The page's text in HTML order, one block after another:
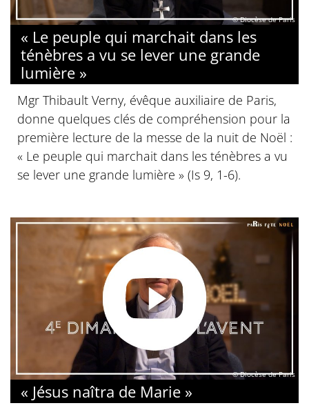
© Diocèse de Paris
« Le peuple qui marchait dans les
ténèbres a vu se lever une grande
lumière »
Mgr Thibault Verny, évêque auxiliaire de Paris,
donne quelques clés de compréhension pour la
première lecture de la messe de la nuit de Noël :
« Le peuple qui marchait dans les ténèbres a vu
se lever une grande lumière » (Is 9, 1-6).
© Diocèse de Paris
« Jésus naîtra de Marie »